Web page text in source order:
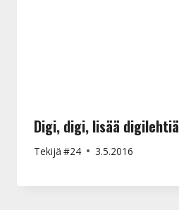
Digi, digi, lisää digilehtiä
Tekijä #24 3.5.2016